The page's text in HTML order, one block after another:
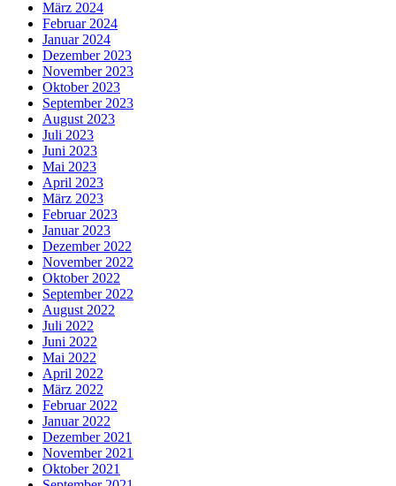
März 2024
Februar 2024
Januar 2024
Dezember 2023
November 2023
Oktober 2023
September 2023
August 2023
Juli 2023
Juni 2023
Mai 2023
April 2023
März 2023
Februar 2023
Januar 2023
Dezember 2022
November 2022
Oktober 2022
September 2022
August 2022
Juli 2022
Juni 2022
Mai 2022
April 2022
März 2022
Februar 2022
Januar 2022
Dezember 2021
November 2021
Oktober 2021